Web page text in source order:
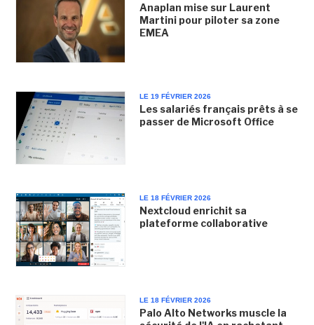
Anaplan mise sur Laurent
Martini pour piloter sa zone
EMEA
LE 19 FÉVRIER 2026
Les salariés français prêts à se
passer de Microsoft Office
LE 18 FÉVRIER 2026
Nextcloud enrichit sa
plateforme collaborative
LE 18 FÉVRIER 2026
Palo Alto Networks muscle la